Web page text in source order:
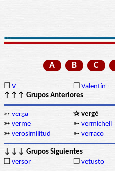
A B C
❒ V ❒ Valentín
↑↑↑ Grupos Anteriores
➳ verga ✰ vergé
➳ verme ➳ vermicheli
➳ verosimilitud ➳ verraco
↓↓↓ Grupos Siguientes
❒ versor ❒ vetusto